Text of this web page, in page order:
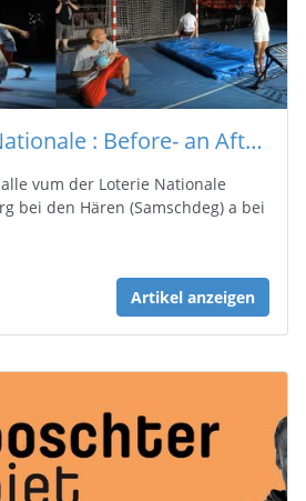
Final4 Loterie Nationale : Before- an After-Game Show
vum der Loterie Nationale
bei den Hären (Samschdeg) a bei
Artikel anzeigen